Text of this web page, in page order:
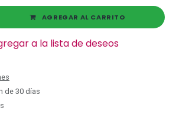
AGREGAR AL CARRITO
a la lista de deseos
de 30 días